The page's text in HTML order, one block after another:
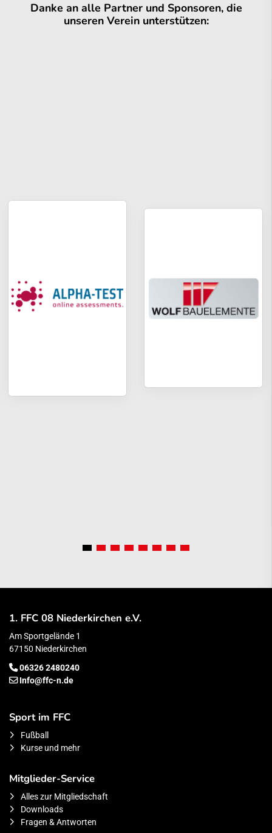
Danke an alle Partner und Sponsoren, die
unseren Verein unterstützen:
1. FFC 08 Niederkirchen e.V.
Am Sportgelände 1
67150 Niederkirchen
06326 2480240
Info@ffc-n.de
Sport im FFC
Fußball
Kurse und mehr
Mitglieder-Service
Alles zur Mitgliedschaft
Downloads
Fragen & Antworten